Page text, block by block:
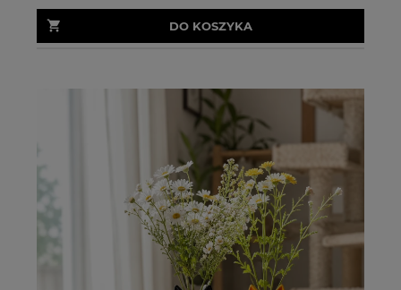
DO KOSZYKA